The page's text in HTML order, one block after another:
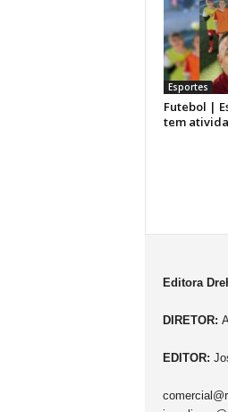
Esportes
Futebol |
tem
Editora
DIRETOR:
EDITOR: